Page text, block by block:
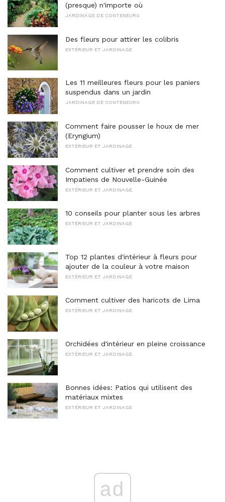
(presque) n'importe où
JARDINAGE DE CONTENEURS
Des fleurs pour attirer les colibris
EXTÉRIEUR ET JARDINAGE
Les 11 meilleures fleurs pour les paniers
suspendus dans un jardin
JARDINAGE DE CONTENEURS
Comment faire pousser le houx de mer
(Eryngium)
EXTÉRIEUR ET JARDINAGE
Comment cultiver et prendre soin des
Impatiens de Nouvelle-Guinée
EXTÉRIEUR ET JARDINAGE
10 conseils pour planter sous les arbres
EXTÉRIEUR ET JARDINAGE
Top 12 plantes d'intérieur à fleurs pour
ajouter de la couleur à votre maison
EXTÉRIEUR ET JARDINAGE
Comment cultiver des haricots de Lima
EXTÉRIEUR ET JARDINAGE
Orchidées d'intérieur en pleine croissance
EXTÉRIEUR ET JARDINAGE
Bonnes idées: Patios qui utilisent des
matériaux mixtes
EXTÉRIEUR ET JARDINAGE
ad